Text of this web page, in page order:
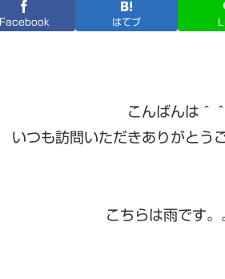
Facebook はてブ
こんばんは＾＾
いつも訪問いただきありがとう
こちらは雨です。